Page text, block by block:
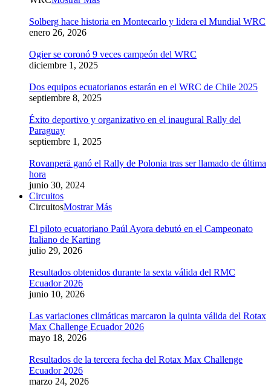
Solberg hace historia en Montecarlo y lidera el Mundial WRC
enero 26, 2026
Ogier se coronó 9 veces campeón del WRC
diciembre 1, 2025
Dos equipos ecuatorianos estarán en el WRC de Chile 2025
septiembre 8, 2025
Éxito deportivo y organizativo en el inaugural Rally del
Paraguay
septiembre 1, 2025
Rovanperä ganó el Rally de Polonia tras ser llamado de última
hora
junio 30, 2024
Circuitos
CircuitosMostrar Más
El piloto ecuatoriano Paúl Ayora debutó en el Campeonato
Italiano de Karting
julio 29, 2026
Resultados obtenidos durante la sexta válida del RMC
Ecuador 2026
junio 10, 2026
Las variaciones climáticas marcaron la quinta válida del Rotax
Max Challenge Ecuador 2026
mayo 18, 2026
Resultados de la tercera fecha del Rotax Max Challenge
Ecuador 2026
marzo 24, 2026